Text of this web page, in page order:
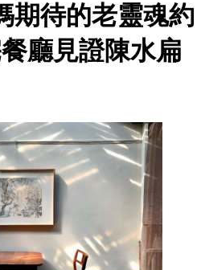
期待的老靈魂約
廳見證陳水扁